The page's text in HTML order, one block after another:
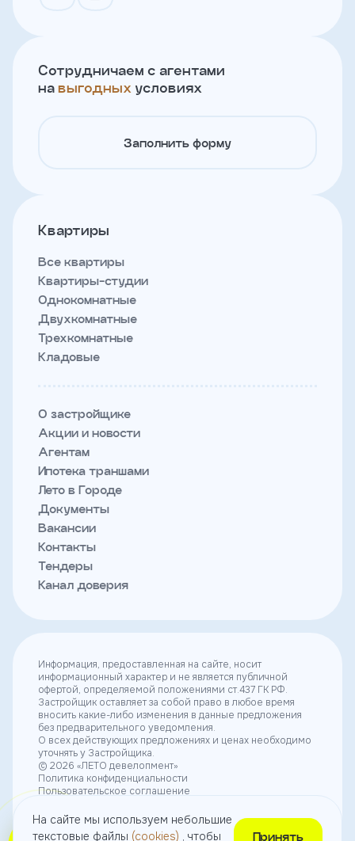
Сотрудничаем с агентами
на выгодных условиях
Заполнить форму
Квартиры
Все квартиры
Квартиры-студии
Однокомнатные
Двухкомнатные
Трехкомнатные
Кладовые
О застройщике
Акции и новости
Агентам
Ипотека траншами
Лето в Городе
Документы
Вакансии
Контакты
Тендеры
Канал доверия
Информация, предоставленная на сайте, носит
информационный характер и не является публичной
офертой, определяемой положениями ст.437 ГК РФ.
Застройщик оставляет за собой право в любое время
вносить какие-либо изменения в данные предложения
без предварительного уведомления.
О всех действующих предложениях и ценах необходимо
уточнять у Застройщика.
© 2026 «ЛЕТО девелопмент»
Политика конфиденциальности
Пользовательское соглашение
Согласие на использование небольших текстовых
файлов (cookies)
На сайте мы используем небольшие
текстовые файлы (cookies) , чтобы Принять